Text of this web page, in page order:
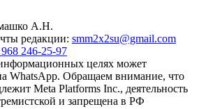
А.Н.
редакции: smm2x2su@gmail.com
246-25-97
целях может
WhatsApp. Обращаем внимание, что
Meta Platforms Inc., деятельность
и запрещена в РФ